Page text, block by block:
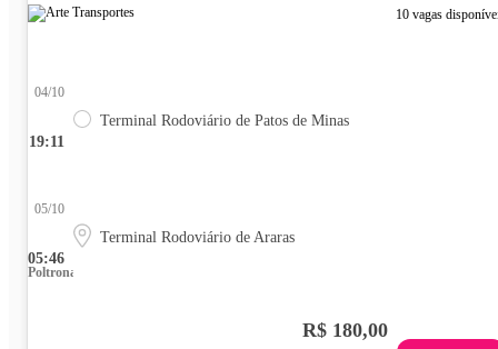
10 vagas
19:11
04/10
Terminal Rodoviário de Patos de Minas
05:46
05/10
Terminal Rodoviário de Araras
Poltrona
R$ 180,00